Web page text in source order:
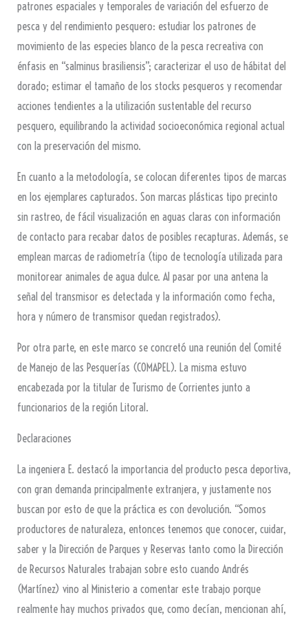
patrones espaciales y temporales de variación del esfuerzo de
pesca y del rendimiento pesquero: estudiar los patrones de
movimiento de las especies blanco de la pesca recreativa con
énfasis en “salminus brasiliensis”; caracterizar el uso de hábitat del
dorado; estimar el tamaño de los stocks pesqueros y recomendar
acciones tendientes a la utilización sustentable del recurso
pesquero, equilibrando la actividad socioeconómica regional actual
con la preservación del mismo.
En cuanto a la metodología, se colocan diferentes tipos de marcas
en los ejemplares capturados. Son marcas plásticas tipo precinto
sin rastreo, de fácil visualización en aguas claras con información
de contacto para recabar datos de posibles recapturas. Además, se
emplean marcas de radiometría (tipo de tecnología utilizada para
monitorear animales de agua dulce. Al pasar por una antena la
señal del transmisor es detectada y la información como fecha,
hora y número de transmisor quedan registrados).
Por otra parte, en este marco se concretó una reunión del Comité
de Manejo de las Pesquerías (COMAPEL). La misma estuvo
encabezada por la titular de Turismo de Corrientes junto a
funcionarios de la región Litoral.
Declaraciones
La ingeniera E. destacó la importancia del producto pesca deportiva,
con gran demanda principalmente extranjera, y justamente nos
buscan por esto de que la práctica es con devolución. “Somos
productores de naturaleza, entonces tenemos que conocer, cuidar,
saber y la Dirección de Parques y Reservas tanto como la Dirección
de Recursos Naturales trabajan sobre esto cuando Andrés
(Martínez) vino al Ministerio a comentar este trabajo porque
realmente hay muchos privados que, como decían, mencionan ahí,